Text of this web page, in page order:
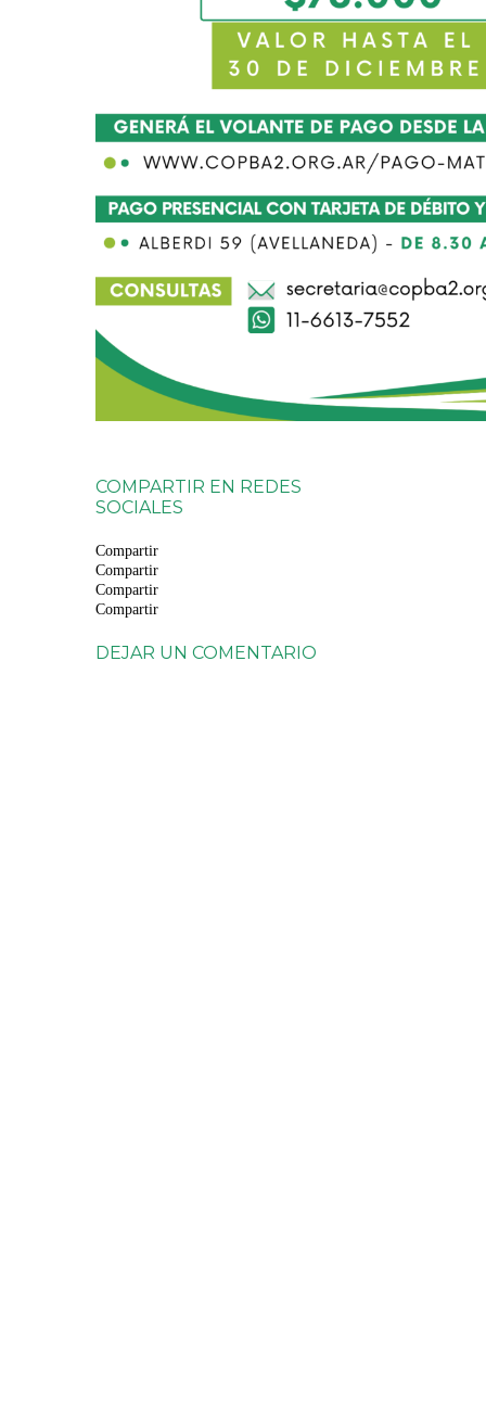
COMPARTIR EN REDES
SOCIALES
Compartir
Compartir
Compartir
Compartir
DEJAR UN COMENTARIO